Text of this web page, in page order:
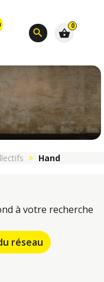
search
0
shopping_basket
Hand
à votre recherche
réseau